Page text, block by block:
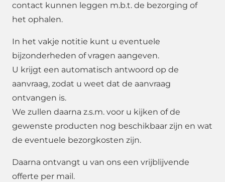
contact kunnen leggen m.b.t. de bezorging of
het ophalen.
In het vakje notitie kunt u eventuele
bijzonderheden of vragen aangeven.
U krijgt een automatisch antwoord op de
aanvraag, zodat u weet dat de aanvraag
ontvangen is.
We zullen daarna z.s.m. voor u kijken of de
gewenste producten nog beschikbaar zijn en wat
de eventuele bezorgkosten zijn.
Daarna ontvangt u van ons een vrijblijvende
offerte per mail.